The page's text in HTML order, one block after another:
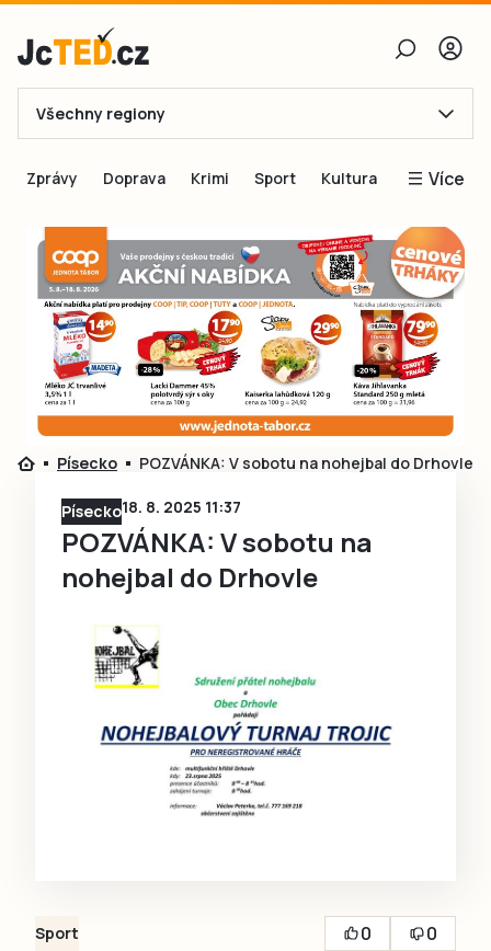
E-mail
Obnovit heslo
Přihlásit se
Přihlásit se přes Facebook
Ještě nemám účet, chci seRegistrovat
Všechny regiony
Zprávy Doprava Krimi Sport Kultura Více
Inspirace
Čtenáři píší
Speciální přílohy
Inzerce
Písecko POZVÁNKA: V sobotu na nohejbal do Drhovle
Písecko18. 8. 2025 11:37
POZVÁNKA: V sobotu na
nohejbal do Drhovle
Sport 0
0